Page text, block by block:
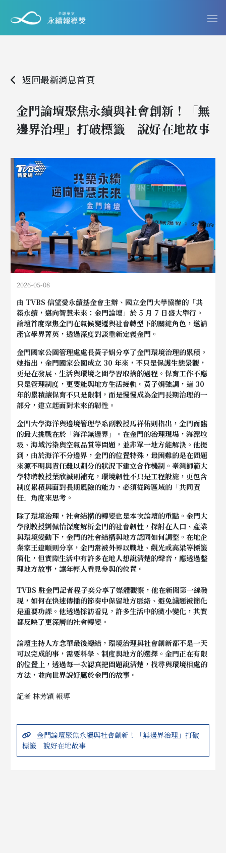
返回最新消息首頁
金門論壇聚焦永續與社會創新！「無
邊界治理」打破標籤 說好在地故事
2026-05-08
由 TVBS 信望愛永續基金會主辦、國立金門大學協辦的「共
築永續，邁向智慧未來：金門論壇」於 5 月 7 日盛大舉行。
論壇首度聚焦金門在氣候變遷與社會轉型下的關鍵角色，邀請
產官學界菁英，透過深度對談重新定義金門。
金門國家公園管理處處長黃子娟分享了金門環境治理的累積。
她指出，金門國家公園成立 30 年來，不只是保護生態景觀，
更是在發展、生活與環境之間學習取捨的過程。保育工作不應
只是管理制度，更要能與地方生活接軌。黃子娟強調，這 30
年的累積讓保育不只是限制，而是慢慢成為金門長期治理的一
部分，建立起面對未來的韌性 。
金門大學海洋與邊境管理學系副教授馬祥佑則指出，金門面臨
的最大挑戰在於「海洋無邊界」。在金門的治理現場，海漂垃
圾、海域污染與空氣品質等問題，並非單一地方能解決。他提
到，由於海洋不分邊界，金門的位置特殊，最困難的是在問題
來源不明與責任難以劃分的狀況下建立合作機制。臺灣師範大
學特聘教授葉欣誠則補充，環境韌性不只是工程設施，更包含
制度累積與面對長期風險的能力，必須從跨區域的「共同責
任」角度來思考。
除了環境治理，社會結構的轉變也是本次論壇的重點。金門大
學副教授劉佩怡深度解析金門的社會韌性，探討在人口、產業
與環境變動下，金門的社會結構與地方認同如何調整。在地企
業家王建順則分享，金門常被外界以戰地、觀光或高粱等標籤
簡化，但實際生活中有許多在地人想說清楚的聲音，應透過整
理地方故事，讓年輕人看見參與的位置。
TVBS 駐金門記者程子奕分享了媒體觀察，他在新聞第一線發
現，如何在快速傳播的節奏中保留地方脈絡、避免議題被簡化
是重要功課。他透過採訪看見，許多生活中的微小變化，其實
都反映了更深層的社會轉變。
論壇主持人方念華最後總結，環境治理與社會創新都不是一天
可以完成的事，需要科學、制度與地方的選擇。金門正在有限
的位置上，透過每一次認真把問題說清楚，找尋與環境相處的
方法，並向世界說好屬於金門的故事。
記者 林芳穎 報導
金門論壇聚焦永續與社會創新！「無邊界治理」打破
標籤 說好在地故事